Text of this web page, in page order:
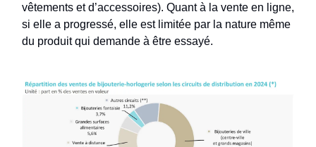
vêtements et d’accessoires). Quant à la vente en ligne,
si elle a progressé, elle est limitée par la nature même
du produit qui demande à être essayé.